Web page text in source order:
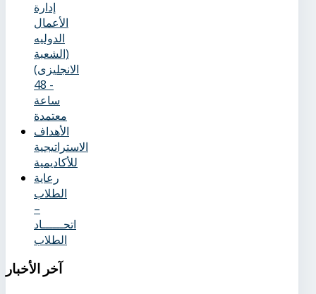
إدارة
الأعمال
الدوليه
(الشعبة
الانجليزى)
- 48
ساعة
معتمدة
الأهداف
الاستراتيجية
للأكاديمية
رعاية
الطلاب
–
اتحــــــاد
الطلاب
آخر
الأخبار